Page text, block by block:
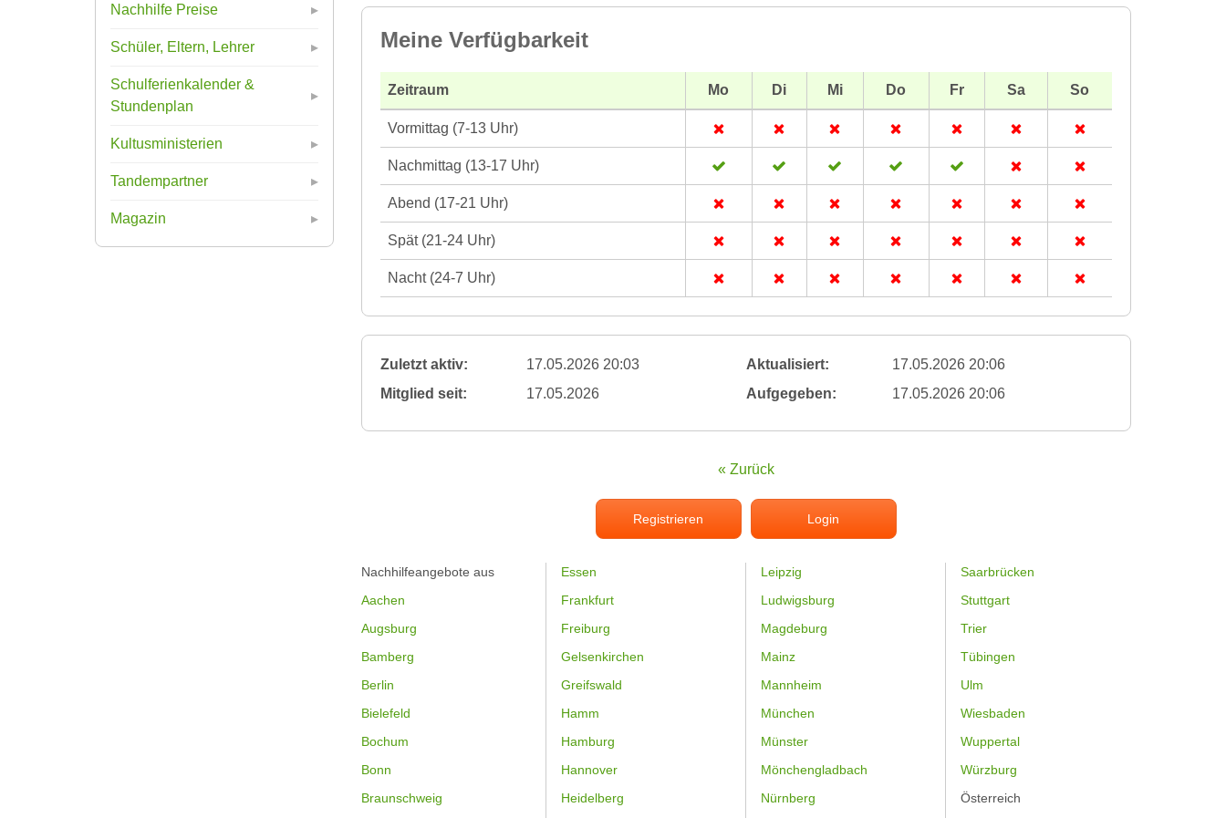
Nachhilfe Preise
Schüler, Eltern, Lehrer
Schulferienkalender &
Stundenplan
Kultusministerien
Tandempartner
Magazin
Meine Verfügbarkeit
Zeitraum Mo Di Mi Do Fr Sa So
Vormittag (7-13 Uhr)
Nachmittag (13-17 Uhr)
Abend (17-21 Uhr)
Spät (21-24 Uhr)
Nacht (24-7 Uhr)
Zuletzt aktiv: 17.05.2026 20:03 Aktualisiert:
17.05.2026 20:06
Mitglied seit:
17.05.2026 Aufgegeben: 17.05.2026 20:06
« Zurück
Registrieren Login
Nachhilfeangebote aus
Aachen
Augsburg
Bamberg
Berlin
Bielefeld
Bochum
Bonn
Braunschweig
Essen
Frankfurt
Freiburg
Gelsenkirchen
Greifswald
Hamm
Hamburg
Hannover
Heidelberg
Leipzig
Ludwigsburg
Magdeburg
Mainz
Mannheim
München
Münster
Mönchengladbach
Nürnberg
Saarbrücken
Stuttgart
Trier
Tübingen
Ulm
Wiesbaden
Wuppertal
Würzburg
Österreich